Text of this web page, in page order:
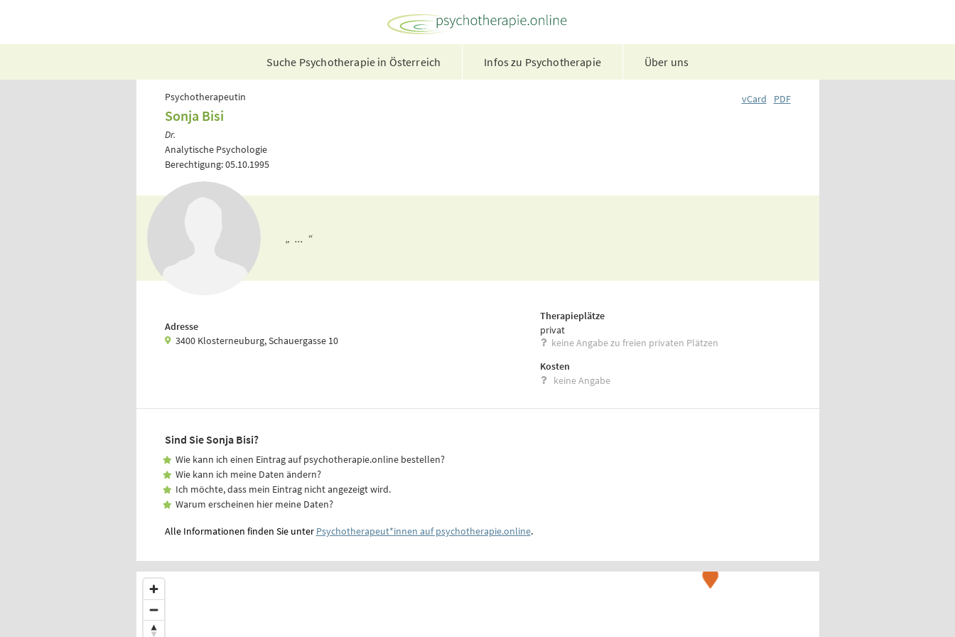
Suche Psychotherapie in Österreich Infos zu Psychotherapie Über uns
Psychotherapeutin
Sonja Bisi
Dr.
Analytische Psychologie
Berechtigung: 05.10.1995
vCard PDF
„ ... “
Adresse
3400 Klosterneuburg, Schauergasse 10
Therapieplätze
privat
keine Angabe zu freien privaten Plätzen
Kosten
keine Angabe
Sind Sie Sonja Bisi?
Wie kann ich einen Eintrag auf psychotherapie.online bestellen?
Wie kann ich meine Daten ändern?
Ich möchte, dass mein Eintrag nicht angezeigt wird.
Warum erscheinen hier meine Daten?
Alle Informationen finden Sie unter Psychotherapeut*innen auf psychotherapie.online.